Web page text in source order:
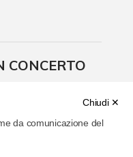
CONCERTO
Chiudi ✕
da comunicazione del